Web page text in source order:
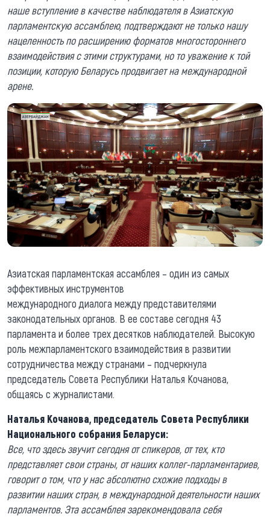
наше вступление в качестве наблюдателя в Азиатскую
парламентскую ассамблею, подтверждают не только нашу
нацеленность по расширению форматов многостороннего
взаимодействия с этими структурами, но то уважение к той
позиции, которую Беларусь продвигает на международной
арене.
Азиатская парламентская ассамблея – один из самых
эффективных инструментов
международного диалога между представителями
законодательных органов. В ее составе сегодня 43
парламента и более трех десятков наблюдателей. Высокую
роль межпарламентского взаимодействия в развитии
сотрудничества между странами – подчеркнула
председатель Совета Республики Наталья Кочанова,
общаясь с журналистами.
Наталья Кочанова, председатель Совета Республики
Национального собрания Беларуси:
Все, что здесь звучит сегодня от спикеров, от тех, кто
представляет свои страны, от наших коллег-парламентариев,
говорит о том, что у нас абсолютно схожие подходы в
развитии наших стран, в международной деятельности наших
парламентов. Эта ассамблея зарекомендовала себя